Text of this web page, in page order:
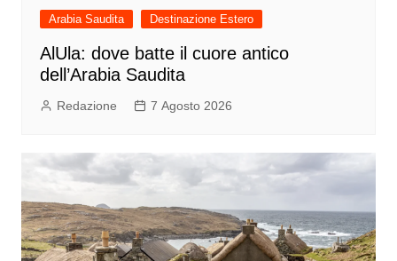
Arabia Saudita Destinazione Estero
AlUla: dove batte il cuore antico
dell’Arabia Saudita
Redazione 7 Agosto 2026